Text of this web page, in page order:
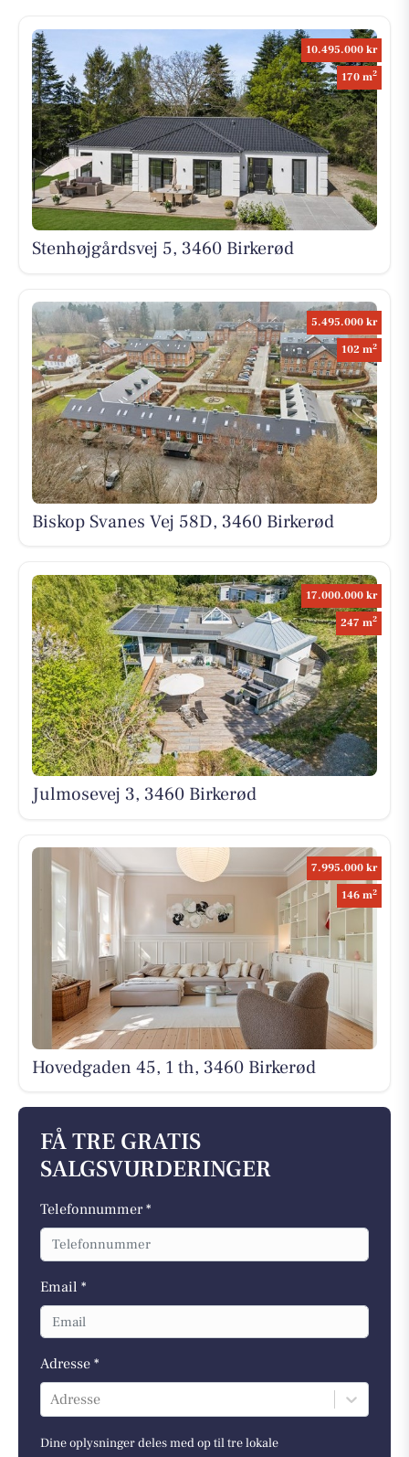
10.495.000 kr
170 m2
Stenhøjgårdsvej 5, 3460 Birkerød
5.495.000 kr
102 m2
Biskop Svanes Vej 58D, 3460 Birkerød
17.000.000 kr
247 m2
Julmosevej 3, 3460 Birkerød
7.995.000 kr
146 m2
Hovedgaden 45, 1 th, 3460 Birkerød
FÅ TRE GRATIS
SALGSVURDERINGER
Telefonnummer *
Email *
Adresse *
Adresse
Dine oplysninger deles med op til tre lokale